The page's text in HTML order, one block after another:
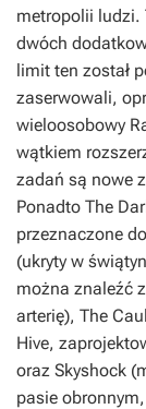
metropolii ludzi.
dwóch
limit ten został
zaserwowali,
wieloosobowy
wątkiem
zadań są nowe
Ponadto The
przeznaczone
(ukryty w
można znaleźć
arterię), The
Hive,
oraz Skyshock
pasie